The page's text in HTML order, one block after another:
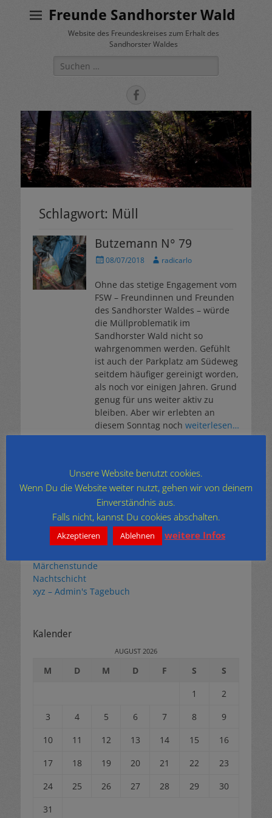
Freunde Sandhorster Wald
Website des Freundeskreises zum Erhalt des
Sandhorster Waldes
Suche
nach:
Facebook
Schlagwort: Müll
Butzemann N° 79
Veröffentlicht
08/07/2018 Autorradicarlo
Ohne das stetige Engagement vom
FSW – Freundinnen und Freunden
des Sandhorster Waldes – würde
die Müllproblematik im
Sandhorster Wald nicht so
wahrgenommen werden. Gefühlt
ist auch der Parkplatz am Südeweg
seitdem häufiger gereinigt worden,
als noch vor einigen Jahren. Grund
genug für uns weiter aktiv zu
bleiben. Aber wir erlebten an
diesem Sonntag noch weiterlesen…
Themen
Butzemann
Märchenstunde
Nachtschicht
xyz – Admin's Tagebuch
Kalender
AUGUST 2026
M D M D F S
S
1
2
3
4 5 6 7 8
9
10
11 12 13 14 15
16
17
18 19 20 21 22
23
24
25 26 27 28 29
30
31
Unsere Website benutzt cookies.
Wenn Du die Website weiter nutzt, gehen wir von deinem
Einverständnis aus.
Falls nicht, kannst Du cookies abschalten.
Akzeptieren Ablehnen weitere Infos